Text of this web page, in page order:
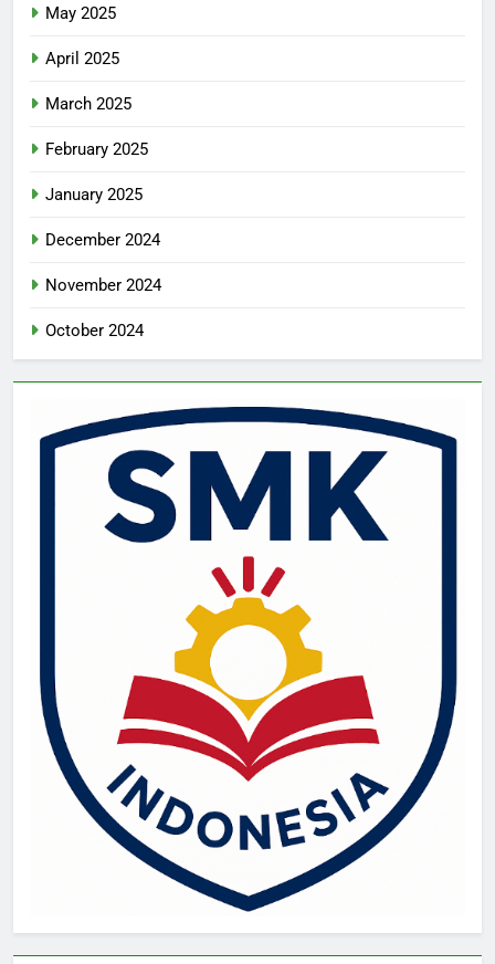
May 2025
April 2025
March 2025
February 2025
January 2025
December 2024
November 2024
October 2024